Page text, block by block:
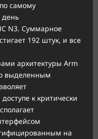
самому
N3. Суммарное
192 штук, и все
архитектуры Arm
выделенным
к критически
на